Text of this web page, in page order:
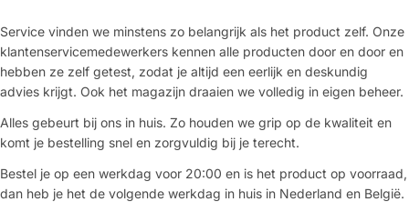
Service vinden we minstens zo belangrijk als het product zelf. Onze
klantenservicemedewerkers kennen alle producten door en door en
hebben ze zelf getest, zodat je altijd een eerlijk en deskundig
advies krijgt. Ook het magazijn draaien we volledig in eigen beheer.
Alles gebeurt bij ons in huis. Zo houden we grip op de kwaliteit en
komt je bestelling snel en zorgvuldig bij je terecht.
Bestel je op een werkdag voor 20:00 en is het product op voorraad,
dan heb je het de volgende werkdag in huis in Nederland en België.